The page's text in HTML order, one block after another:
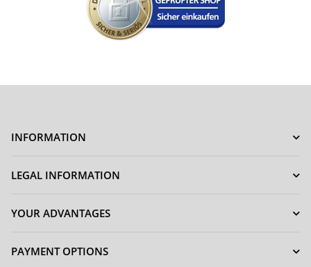
INFORMATION
LEGAL INFORMATION
YOUR ADVANTAGES
PAYMENT OPTIONS